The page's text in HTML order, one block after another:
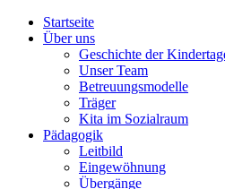
Startseite
Über uns
Geschichte der
Unser Team
Betreuungsmodelle
Träger
Kita im Sozialraum
Pädagogik
Leitbild
Eingewöhnung
Übergänge